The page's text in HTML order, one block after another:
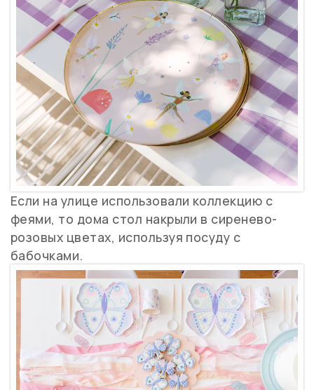
Если на улице использовали коллекцию с
феями, то дома стол накрыли в сиренево-
розовых цветах, используя посуду с
бабочками.